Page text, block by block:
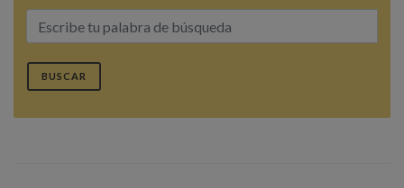
BUSCAR